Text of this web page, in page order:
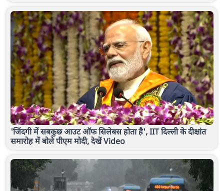
'जिंदगी में सबकुछ आउट ऑफ सिलेबस होता है', IIT दिल्ली के दीक्षांत
समारोह में बोले पीएम मोदी, देखें Video